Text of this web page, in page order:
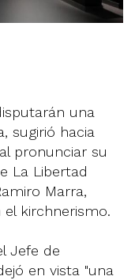
una
sugirió hacia
pronunciar su
La Libertad
Marra,
kirchnerismo.
Jefe de
en vista "una